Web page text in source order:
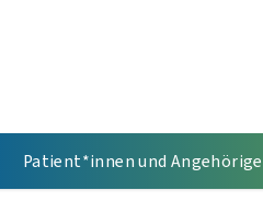
Patient*innen und Angehörige